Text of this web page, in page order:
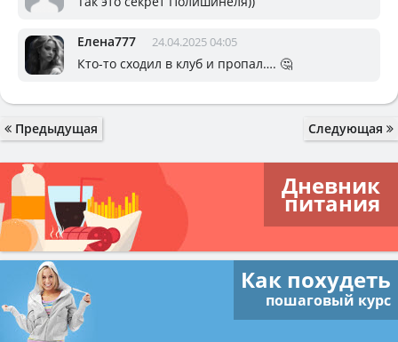
Елена777 24.04.2025 04:05
Кто-то сходил в клуб и пропал…. 🤔
Предыдущая Следующая
Дневник
питания
Как похудеть
пошаговый курс